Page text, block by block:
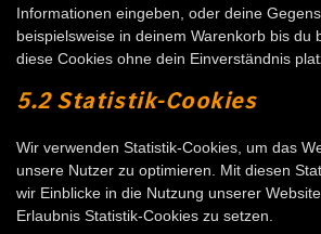
Informationen eingeben, oder deine
beispielsweise in deinem Warenkorb bis du
diese Cookies ohne dein Einverständnis
5.2 Statistik-Cookies
Wir verwenden Statistik-Cookies, um das
unsere Nutzer zu optimieren. Mit diesen
wir Einblicke in die Nutzung unserer
Erlaubnis Statistik-Cookies zu setzen.